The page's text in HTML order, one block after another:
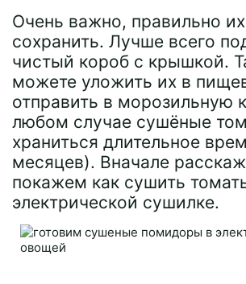
Очень важно, правильно
сохранить. Лучше всего
чистый короб с крышкой.
можете уложить их в
отправить в морозильную
любом случае сушёные
храниться длительное
месяцев). Вначале
покажем как сушить
электрической сушилке.